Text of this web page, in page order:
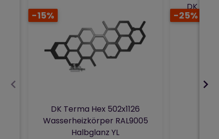
DK Terma Hex 502x1126
Wasserheizkörper RAL9005
Halbglanz YL
-15%
DK
-25%